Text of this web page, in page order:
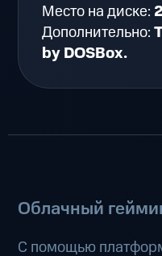
Место на диске:
Дополнительно:
by DOSBox.
Облачный
С помощью